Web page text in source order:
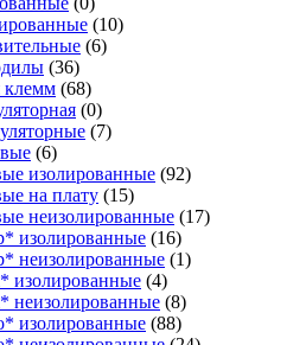
(10)
(6)
(36)
клемм (68)
(0)
(7)
(6)
изолированные (92)
на плату (15)
неизолированные (17)
изолированные (16)
неизолированные (1)
изолированные (4)
(8)
изолированные (88)